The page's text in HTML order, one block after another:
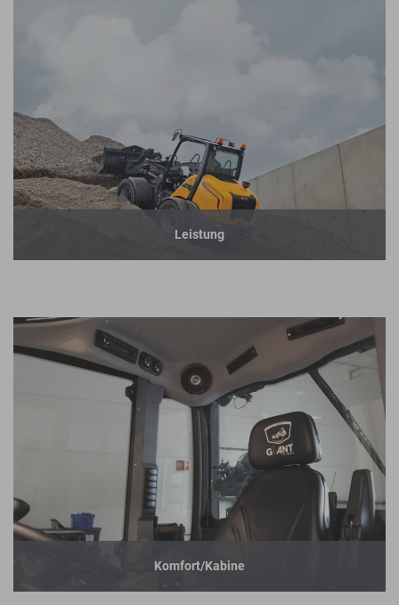
Leistung
Komfort/Kabine